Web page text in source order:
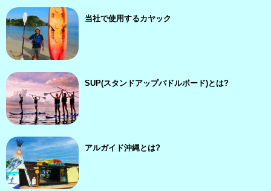
当社で使用するカヤック
SUP(スタンドアップパドルボード)とは?
アルガイド沖縄とは?